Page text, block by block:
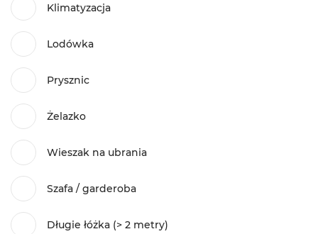
Klimatyzacja
Lodówka
Prysznic
Żelazko
Wieszak na ubrania
Szafa / garderoba
Długie łóżka (> 2 metry)